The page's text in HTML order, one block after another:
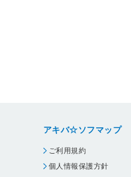
アキバ☆ソフマップ
ご利用規約
個人情報保護方針